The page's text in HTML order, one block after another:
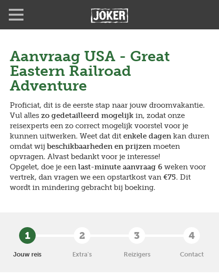
gaanAanvraag USA - Great
Eastern Railroad
Adventure
Proficiat, dit is de eerste stap naar jouw droomvakantie.
Vul alles zo gedetailleerd mogelijk in, zodat onze
reisexperts een zo correct mogelijk voorstel voor je
kunnen uitwerken. Weet dat dit enkele dagen kan duren
omdat wij beschikbaarheden en prijzen moeten
opvragen. Alvast bedankt voor je interesse!
Opgelet, doe je een last-minute aanvraag 6 weken voor
vertrek, dan vragen we een opstartkost van €75. Dit
wordt in mindering gebracht bij boeking.
1
Jouw reis
2
Extra's
3
Reizigers
4
Contact